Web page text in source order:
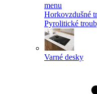
menu
Horkovzdušné
Pyrolitické
Varné desky